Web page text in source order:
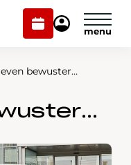
Plan
onderhoud
Mijn
bewuster…